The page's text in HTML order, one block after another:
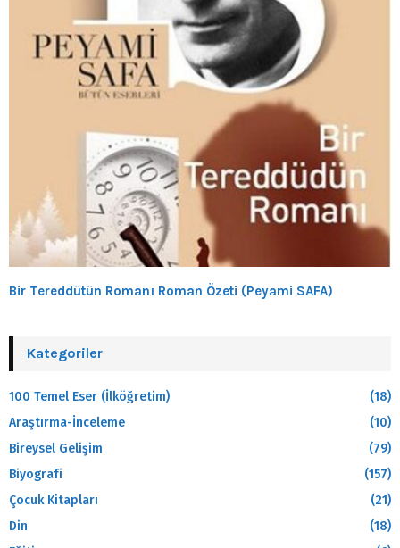
Bir Tereddütün Romanı Roman Özeti (Peyami SAFA)
Kategoriler
100 Temel Eser (İlköğretim)
(18)
Araştırma-İnceleme
(10)
Bireysel Gelişim
(79)
Biyografi
(157)
Çocuk Kitapları
(21)
Din
(18)